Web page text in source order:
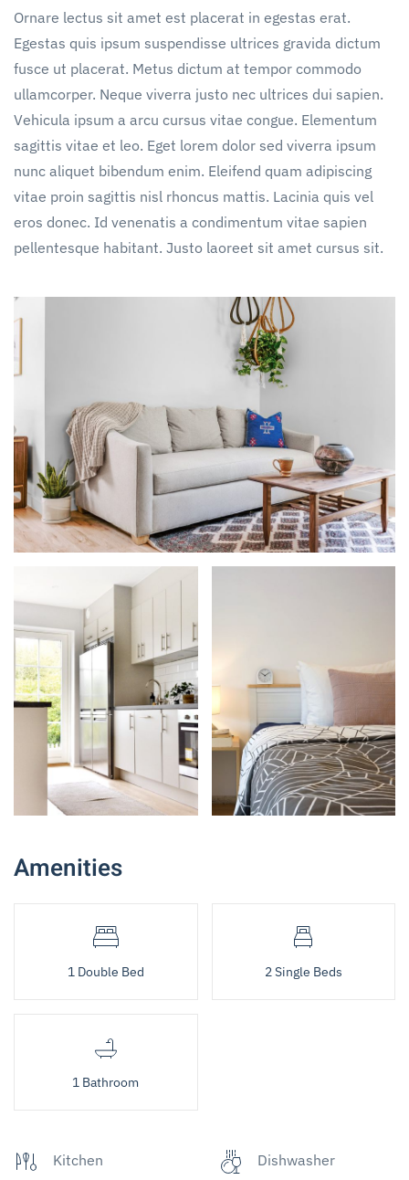
Ornare lectus sit amet est placerat in egestas erat.
Egestas quis ipsum suspendisse ultrices gravida dictum
fusce ut placerat. Metus dictum at tempor commodo
ullamcorper. Neque viverra justo nec ultrices dui sapien.
Vehicula ipsum a arcu cursus vitae congue. Elementum
sagittis vitae et leo. Eget lorem dolor sed viverra ipsum
nunc aliquet bibendum enim. Eleifend quam adipiscing
vitae proin sagittis nisl rhoncus mattis. Lacinia quis vel
eros donec. Id venenatis a condimentum vitae sapien
pellentesque habitant. Justo laoreet sit amet cursus sit.
Amenities
1 Double Bed 2 Single Beds
1 Bathroom
Kitchen Dishwasher